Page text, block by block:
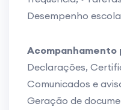
Desempenho
Acompanhamento
Declarações,
Comunicados e
Geração de